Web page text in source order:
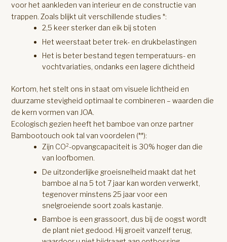
voor het aankleden van interieur en de constructie van
trappen. Zoals blijkt uit verschillende studies *:
2,5 keer sterker dan eik bij stoten
Het weerstaat beter trek- en drukbelastingen
Het is beter bestand tegen temperatuurs- en
vochtvariaties, ondanks een lagere dichtheid
Kortom, het stelt ons in staat om visuele lichtheid en
duurzame stevigheid optimaal te combineren – waarden die
de kern vormen van JOA.
Ecologisch gezien heeft het bamboe van onze partner
Bambootouch ook tal van voordelen (**):
Zijn CO²-opvangcapaciteit is 30% hoger dan die
van loofbomen.
De uitzonderlijke groeisnelheid maakt dat het
bamboe al na 5 tot 7 jaar kan worden verwerkt,
tegenover minstens 25 jaar voor een
snelgroeiende soort zoals kastanje.
Bamboe is een grassoort, dus bij de oogst wordt
de plant niet gedood. Hij groeit vanzelf terug,